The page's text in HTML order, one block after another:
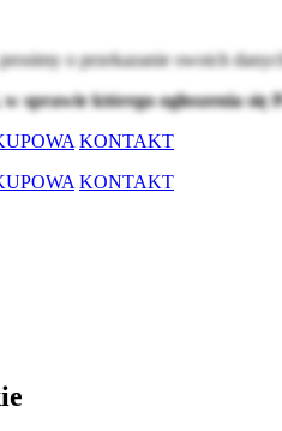
o przekazanie swoich
sprawie którego ogłoszenia
KONTAKT
KONTAKT